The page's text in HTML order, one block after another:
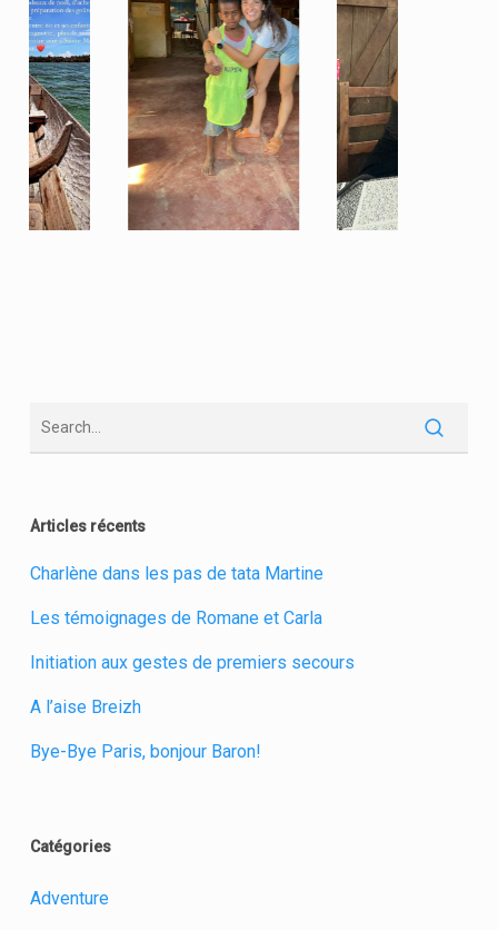
Articles récents
Charlène dans les pas de tata Martine
Les témoignages de Romane et Carla
Initiation aux gestes de premiers secours
A l’aise Breizh
Bye-Bye Paris, bonjour Baron!
Catégories
Adventure